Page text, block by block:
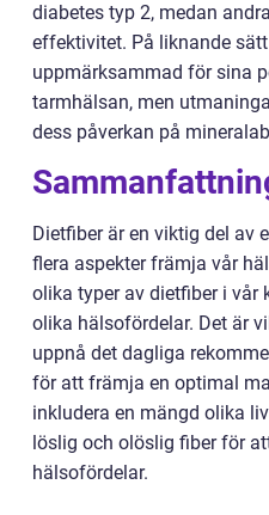
diabetes typ 2, medan
effektivitet. På liknande
uppmärksammad för sina
tarmhälsan, men
dess påverkan på
Dietfiber är en viktig del av
flera aspekter främja vår
olika typer av dietfiber i vår
olika hälsofördelar. Det är
uppnå det dagliga
för att främja en optimal
inkludera en mängd olika
löslig och olöslig fiber för
hälsofördelar.